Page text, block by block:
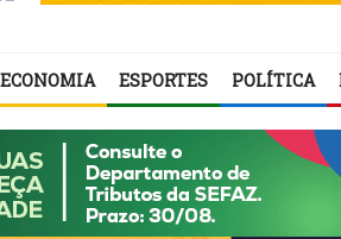
ECONOMIA ESPORTES POLÍTICA